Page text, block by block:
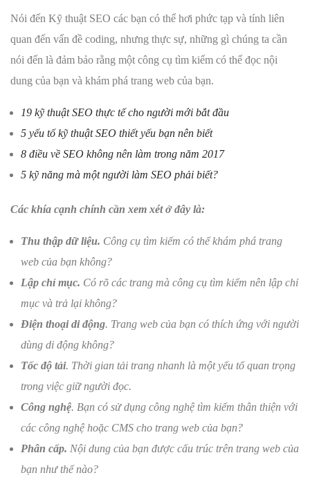
Nói đến Kỹ thuật SEO các bạn có thể hơi phức tạp và tính liên
quan đến vấn đề coding, nhưng thực sự, những gì chúng ta cần
nói đến là đảm bảo rằng một công cụ tìm kiếm có thể đọc nội
dung của bạn và khám phá trang web của bạn.
19 kỹ thuật SEO thực tế cho người mới bắt đầu
5 yếu tố kỹ thuật SEO thiết yếu bạn nên biết
8 điều về SEO không nên làm trong năm 2017
5 kỹ năng mà một người làm SEO phải biết?
Các khía cạnh chính cần xem xét ở đây là:
Thu thập dữ liệu. Công cụ tìm kiếm có thể khám phá trang
web của bạn không?
Lập chỉ mục. Có rõ các trang mà công cụ tìm kiếm nên lập chỉ
mục và trả lại không?
Điện thoại di động. Trang web của bạn có thích ứng với người
dùng di động không?
Tốc độ tải. Thời gian tải trang nhanh là một yếu tố quan trọng
trong việc giữ người đọc.
Công nghệ. Bạn có sử dụng công nghệ tìm kiếm thân thiện với
các công nghệ hoặc CMS cho trang web của bạn?
Phân cấp. Nội dung của bạn được cấu trúc trên trang web của
bạn như thế nào?